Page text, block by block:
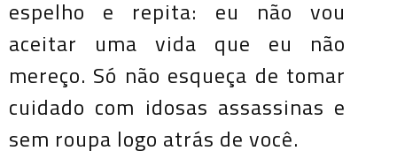
espelho e repita: eu não vou
aceitar uma vida que eu não
mereço. Só não esqueça de tomar
cuidado com idosas assassinas e
sem roupa logo atrás de você.